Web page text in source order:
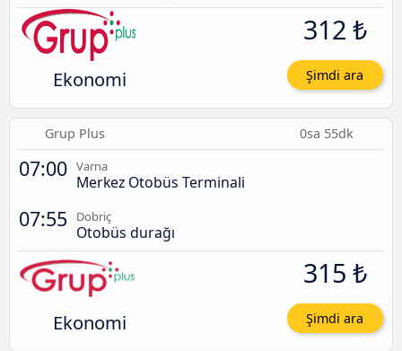
Ekonomi
312 ₺
Şimdi ara
Grup Plus 0sa 55dk
07:00 Varna
Merkez Otobüs Terminali
07:55 Dobriç
Otobüs durağı
Ekonomi
315 ₺
Şimdi ara